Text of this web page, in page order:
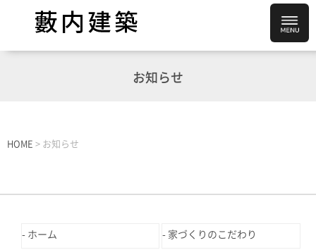
お知らせ
HOME > お知らせ
ホーム 家づくりのこだわり